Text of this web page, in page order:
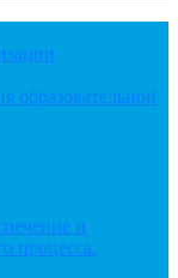
образовательной
и
процесса.